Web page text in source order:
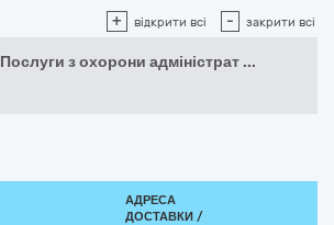
+ відкрити всі - закрити всі
Послуги з охорони адміністрат ...
АДРЕСА
ДОСТАВКИ /